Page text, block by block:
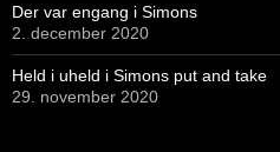
Der var engang i Simons
2. december 2020
Held i uheld i Simons put and take
29. november 2020